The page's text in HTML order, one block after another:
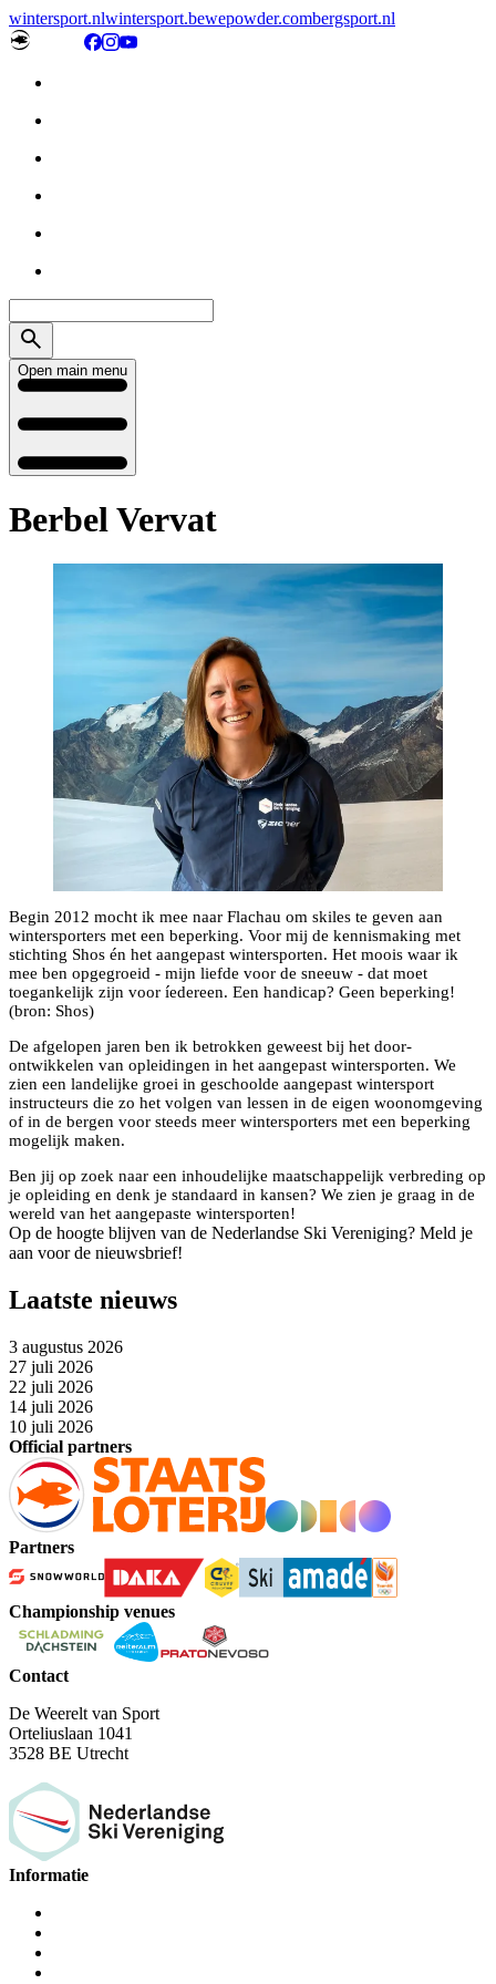
wintersport.nlwintersport.bewepowder.combergsport.nl
Open main menu
Berbel Vervat
Begin 2012 mocht ik mee naar Flachau om skiles te geven aan
wintersporters met een beperking. Voor mij de kennismaking met
stichting Shos én het aangepast wintersporten. Het moois waar ik
mee ben opgegroeid - mijn liefde voor de sneeuw - dat moet
toegankelijk zijn voor íedereen. Een handicap? Geen beperking!
(bron: Shos)
De afgelopen jaren ben ik betrokken geweest bij het door-
ontwikkelen van opleidingen in het aangepast wintersporten. We
zien een landelijke groei in geschoolde aangepast wintersport
instructeurs die zo het volgen van lessen in de eigen woonomgeving
of in de bergen voor steeds meer wintersporters met een beperking
mogelijk maken.
Ben jij op zoek naar een inhoudelijke maatschappelijk verbreding op
je opleiding en denk je standaard in kansen? We zien je graag in de
wereld van het aangepaste wintersporten!
Op de hoogte blijven van de Nederlandse Ski Vereniging? Meld je
aan voor de nieuwsbrief!
Laatste nieuws
3 augustus 2026
27 juli 2026
22 juli 2026
14 juli 2026
10 juli 2026
Official partners
Partners
Championship venues
Contact
De Weerelt van Sport
Orteliuslaan 1041
3528 BE Utrecht
Informatie